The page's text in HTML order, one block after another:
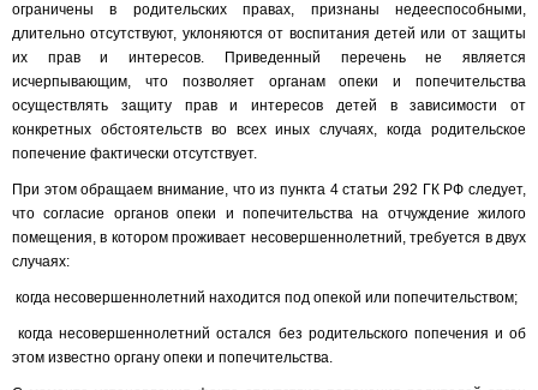
ограничены в родительских правах, признаны недееспособными,
длительно отсутствуют, уклоняются от воспитания детей или от защиты
их прав и интересов. Приведенный перечень не является
исчерпывающим, что позволяет органам опеки и попечительства
осуществлять защиту прав и интересов детей в зависимости от
конкретных обстоятельств во всех иных случаях, когда родительское
попечение фактически отсутствует.
При этом обращаем внимание, что из пункта 4 статьи 292 ГК РФ следует,
что согласие органов опеки и попечительства на отчуждение жилого
помещения, в котором проживает несовершеннолетний, требуется в двух
случаях:
когда несовершеннолетний находится под опекой или попечительством;
когда несовершеннолетний остался без родительского попечения и об
этом известно органу опеки и попечительства.